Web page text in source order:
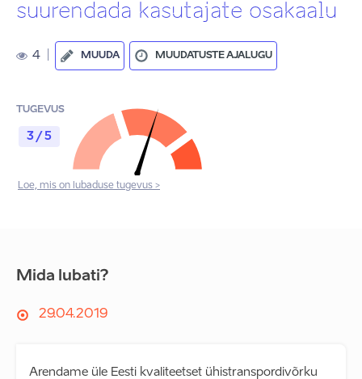
suurendada kasutajate osakaalu
4 MUUDA MUUDATUSTE AJALUGU
TUGEVUS
3 / 5
Loe, mis on lubaduse tugevus >
Mida lubati?
29.04.2019
Arendame üle Eesti kvaliteetset ühistranspordivõrku